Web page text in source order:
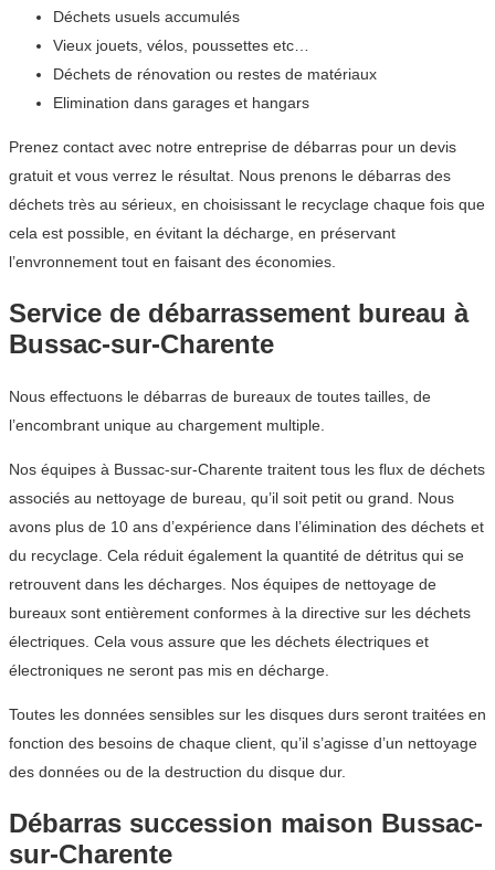
Déchets usuels accumulés
Vieux jouets, vélos, poussettes etc…
Déchets de rénovation ou restes de matériaux
Elimination dans garages et hangars
Prenez contact avec notre entreprise de débarras pour un devis
gratuit et vous verrez le résultat. Nous prenons le débarras des
déchets très au sérieux, en choisissant le recyclage chaque fois que
cela est possible, en évitant la décharge, en préservant
l’envronnement tout en faisant des économies.
Service de débarrassement bureau à
Bussac-sur-Charente
Nous effectuons le débarras de bureaux de toutes tailles, de
l’encombrant unique au chargement multiple.
Nos équipes à Bussac-sur-Charente traitent tous les flux de déchets
associés au nettoyage de bureau, qu’il soit petit ou grand. Nous
avons plus de 10 ans d’expérience dans l’élimination des déchets et
du recyclage. Cela réduit également la quantité de détritus qui se
retrouvent dans les décharges. Nos équipes de nettoyage de
bureaux sont entièrement conformes à la directive sur les déchets
électriques. Cela vous assure que les déchets électriques et
électroniques ne seront pas mis en décharge.
Toutes les données sensibles sur les disques durs seront traitées en
fonction des besoins de chaque client, qu’il s’agisse d’un nettoyage
des données ou de la destruction du disque dur.
Débarras succession maison Bussac-
sur-Charente